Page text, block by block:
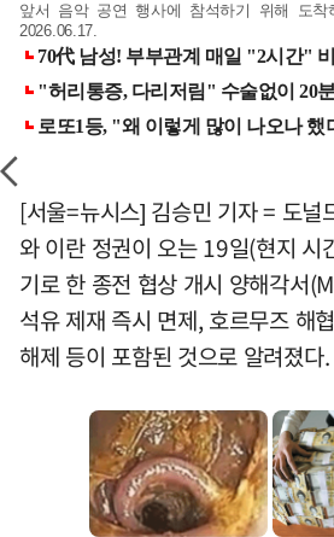
앞서 음악 공연 행사에 참석하기 위해 도착
2026.06.17.
[서울=뉴시스] 김승민 기자 = 도널
와 이란 정권이 오는 19일(현지 시
기로 한 종전 협상 개시 양해각서
석유 제재 즉시 면제, 호르무즈 해
해제 등이 포함된 것으로 알려졌다.